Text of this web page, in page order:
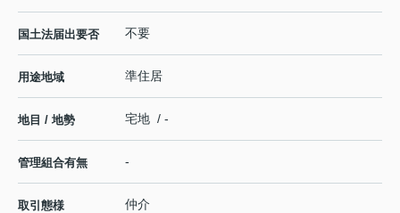
国土法届出要否 不要
用途地域 準住居
地目 / 地勢 宅地 / -
管理組合有無 -
取引態様 仲介